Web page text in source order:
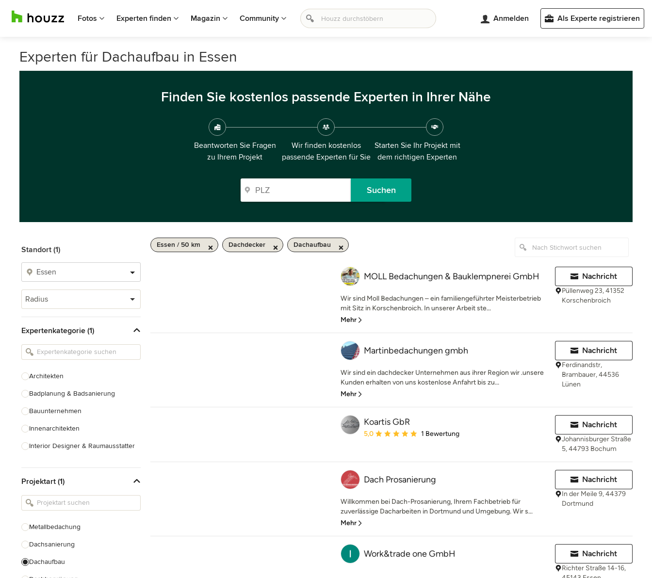
Fotos Experten finden Magazin Community Anmelden Als Experte registrieren
Experten für Dachaufbau in Essen
Finden Sie kostenlos passende Experten in Ihrer Nähe
Beantworten Sie Fragen
zu Ihrem Projekt
Wir finden kostenlos
passende Experten für Sie
Starten Sie Ihr Projekt mit
dem richtigen Experten
Suchen
Standort (1)
Radius
Expertenkategorie (1)
Architekten
Badplanung & Badsanierung
Bauunternehmen
Innenarchitekten
Interior Designer & Raumausstatter
Landschaftsarchitekten
Armaturen & Sanitärbedarf
Projektart (1)
Metallbedachung
Dachsanierung
Dachaufbau
Essen / 50 km Dachdecker Dachaufbau
MOLL Bedachungen & Bauklempnerei GmbH
Wir sind Moll Bedachungen – ein familiengeführter Meisterbetrieb
mit Sitz in Korschenbroich. In unserer Arbeit ste...
Mehr
Nachricht
Püllenweg 23, 41352
Korschenbroich
Martinbedachungen gmbh
Wir sind ein dachdecker Unternehmen aus ihrer Region wir .unsere
Kunden erhalten von uns kostenlose Anfahrt bis zu...
Mehr
Nachricht
Ferdinandstr,
Brambauer, 44536
Lünen
Koartis GbR
Durchschnittliche Bewertung: 5 von 5 Sternen
5,0 1 Bewertung
Nachricht
Johannisburger Straße
5, 44793 Bochum
Dach Prosanierung
Willkommen bei Dach-Prosanierung, Ihrem Fachbetrieb für
zuverlässige Dacharbeiten in Dortmund und Umgebung. Wir s...
Mehr
Nachricht
In der Meile 9, 44379
Dortmund
Work&trade one GmbH Nachricht
Richter Straße 14-16,